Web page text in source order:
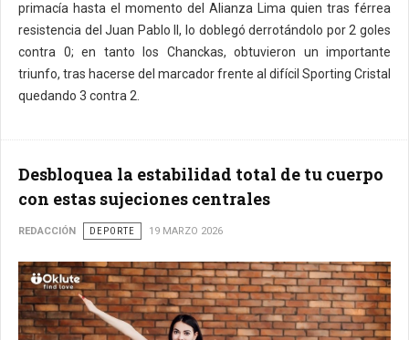
primacía hasta el momento del Alianza Lima quien tras férrea
resistencia del Juan Pablo II, lo doblegó derrotándolo por 2 goles
contra 0; en tanto los Chanckas, obtuvieron un importante
triunfo, tras hacerse del marcador frente al difícil Sporting Cristal
quedando 3 contra 2.
Desbloquea la estabilidad total de tu cuerpo
con estas sujeciones centrales
REDACCIÓN DEPORTE 19 MARZO 2026